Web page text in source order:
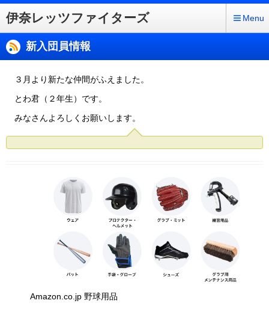
伊奈レッツファイターズ Menu
新入団員情報
３月より新たな仲間がふえました。
とわ君（２年生）です。
みなさんよろしくお願いします。
Amazon.co.jp 野球用品